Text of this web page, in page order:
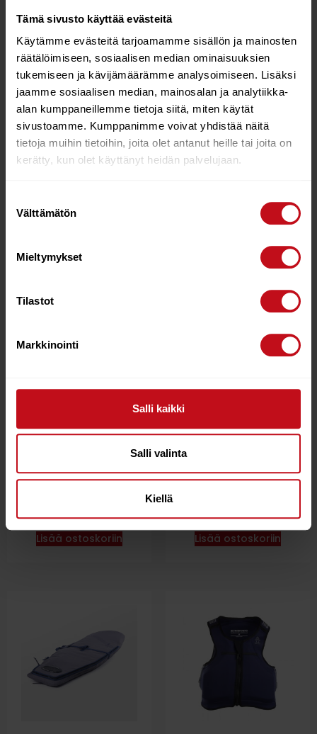
Tämä sivusto käyttää evästeitä
Käytämme evästeitä tarjoamamme sisällön ja mainosten
räätälöimiseen, sosiaalisen median ominaisuuksien
tukemiseen ja kävijämäärämme analysoimiseen. Lisäksi
jaamme sosiaalisen median, mainosalan ja analytiikka-
alan kumppaneillemme tietoja siitä, miten käytät
sivustoamme. Kumppanimme voivat yhdistää näitä
tietoja muihin tietoihin, joita olet antanut heille tai joita on
kerätty, kun olet käyttänyt heidän palvelujaan.
valinta
Välttämätön
Mieltymykset
Tilastot
Markkinointi
Salli kaikki
Salli valinta
Kiellä
Lue lisää
FREEWING CARBON
FREEWING CARBON
NSP FOIL TRAVEL BAG 6
Lisää ostoskoriin
STARBOARD IMPACT
Lisää ostoskoriin